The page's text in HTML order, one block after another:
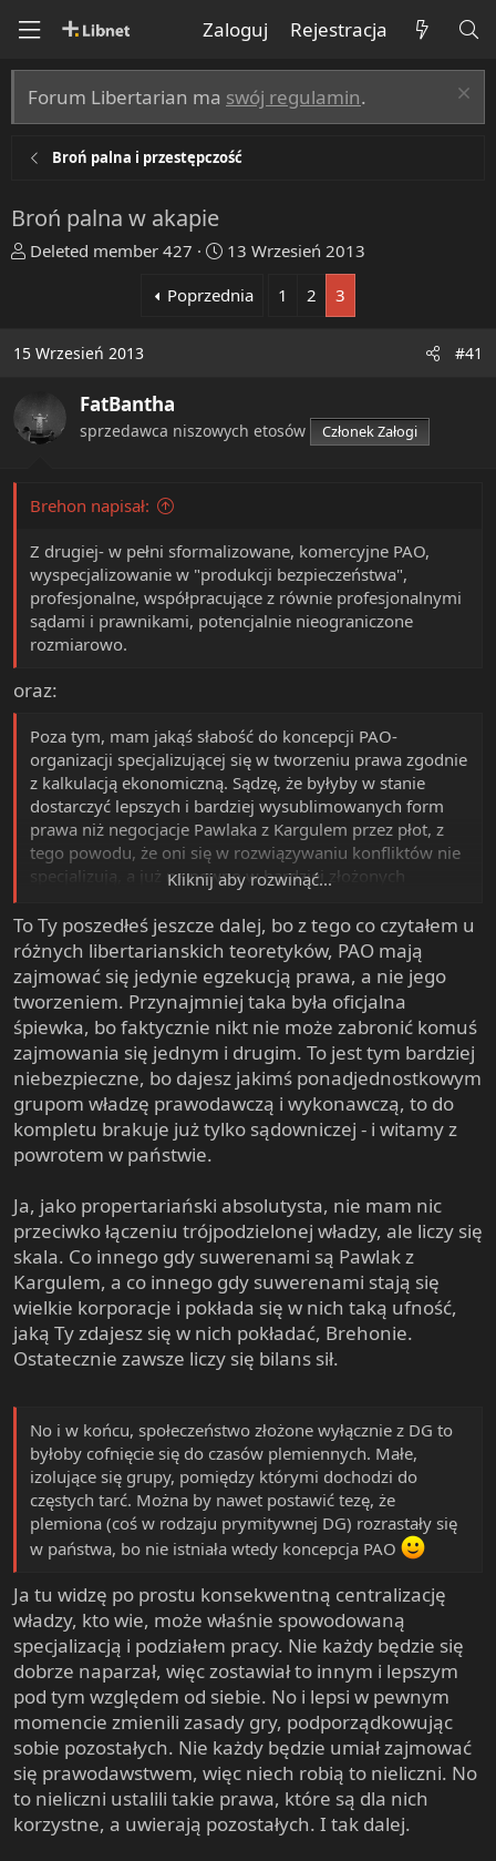
Zaloguj Rejestracja
Forum Libertarian ma swój regulamin.
Broń palna i przestępczość
Broń palna w akapie
T
a
d
t
a
e
Deleted member 427
R
z
t
13 Wrzesień 2013
Poprzednia
1 2 3
15 Wrzesień 2013 #41
FatBantha
sprzedawca niszowych etosów Członek Załogi
Brehon napisał:
Z drugiej- w pełni sformalizowane, komercyjne PAO,
wyspecjalizowanie w "produkcji bezpieczeństwa",
profesjonalne, współpracujące z równie profesjonalnymi
sądami i prawnikami, potencjalnie nieograniczone
rozmiarowo.
oraz:
Poza tym, mam jakąś słabość do koncepcji PAO-
organizacji specjalizującej się w tworzeniu prawa zgodnie
z kalkulacją ekonomiczną. Sądzę, że byłyby w stanie
dostarczyć lepszych i bardziej wysublimowanych form
prawa niż negocjacje Pawlaka z Kargulem przez płot, z
tego powodu, że oni się w rozwiązywaniu konfliktów nie
specjalizują, a już na pewno w bardziej złożonych
Kliknij aby rozwinąć...
To Ty poszedłeś jeszcze dalej, bo z tego co czytałem u
różnych libertarianskich teoretyków, PAO mają
zajmować się jedynie egzekucją prawa, a nie jego
tworzeniem. Przynajmniej taka była oficjalna
śpiewka, bo faktycznie nikt nie może zabronić komuś
zajmowania się jednym i drugim. To jest tym bardziej
niebezpieczne, bo dajesz jakimś ponadjednostkowym
grupom władzę prawodawczą i wykonawczą, to do
kompletu brakuje już tylko sądowniczej - i witamy z
powrotem w państwie.
Ja, jako propertariański absolutysta, nie mam nic
przeciwko łączeniu trójpodzielonej władzy, ale liczy się
skala. Co innego gdy suwerenami są Pawlak z
Kargulem, a co innego gdy suwerenami stają się
wielkie korporacje i pokłada się w nich taką ufność,
jaką Ty zdajesz się w nich pokładać, Brehonie.
Ostatecznie zawsze liczy się bilans sił.
No i w końcu, społeczeństwo złożone wyłącznie z DG to
byłoby cofnięcie się do czasów plemiennych. Małe,
izolujące się grupy, pomiędzy którymi dochodzi do
częstych tarć. Można by nawet postawić tezę, że
plemiona (coś w rodzaju prymitywnej DG) rozrastały się
w państwa, bo nie istniała wtedy koncepcja PAO
Ja tu widzę po prostu konsekwentną centralizację
władzy, kto wie, może właśnie spowodowaną
specjalizacją i podziałem pracy. Nie każdy będzie się
dobrze naparzał, więc zostawiał to innym i lepszym
pod tym względem od siebie. No i lepsi w pewnym
momencie zmienili zasady gry, podporządkowując
sobie pozostałych. Nie każdy będzie umiał zajmować
się prawodawstwem, więc niech robią to nieliczni. No
to nieliczni ustalili takie prawa, które są dla nich
korzystne, a uwierają pozostałych. I tak dalej.